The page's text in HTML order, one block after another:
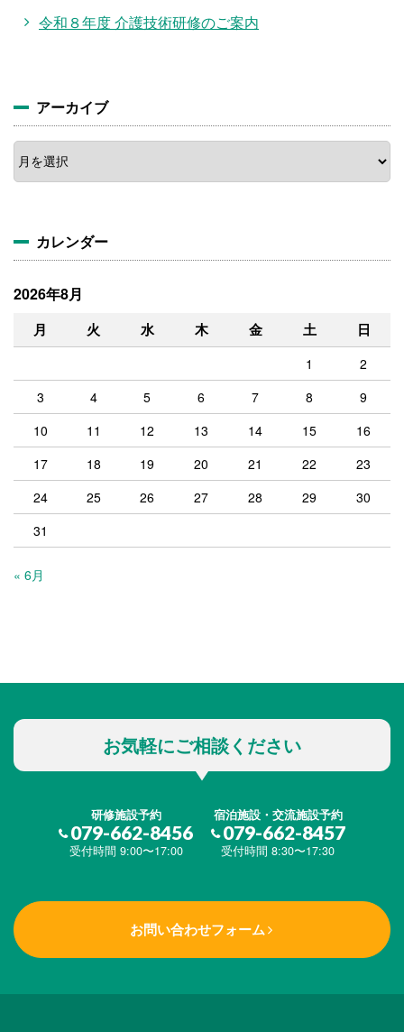
令和８年度 介護技術研修のご案内
アーカイブ
ア
ー
カ
カレンダー
2026年8月
月 火 水 木 金 土 日
1
2
3
4 5 6 7 8
9
10
11 12 13 14 15
16
17
18 19 20 21 22
23
24
25 26 27 28 29
30
31
« 6月
お気軽にご相談ください
研修施設予約
079-662-8456
受付時間 9:00〜17:00
宿泊施設・交流施設予約
079-662-8457
受付時間 8:30〜17:30
お問い合わせフォーム